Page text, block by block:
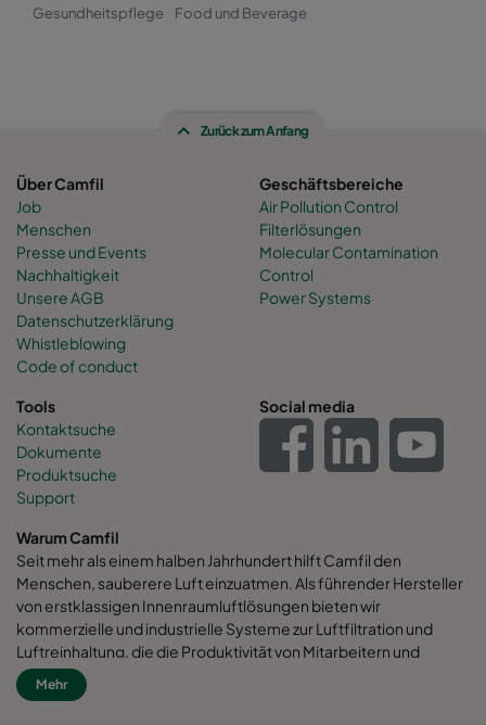
Gesundheitspflege
Food und Beverage
Zurück zum Anfang
Über Camfil
Job
Menschen
Presse und Events
Nachhaltigkeit
Unsere AGB
Datenschutzerklärung
Whistleblowing
Code of conduct
Geschäftsbereiche
Air Pollution Control
Filterlösungen
Molecular Contamination
Control
Power Systems
Tools
Kontaktsuche
Dokumente
Produktsuche
Support
Social media
Warum Camfil
Seit mehr als einem halben Jahrhundert hilft Camfil den
Menschen, sauberere Luft einzuatmen. Als führender Hersteller
von erstklassigen Innenraumluftlösungen bieten wir
kommerzielle und industrielle Systeme zur Luftfiltration und
Luftreinhaltung, die die Produktivität von Mitarbeitern und
Maschinen verbessern, den Energieverbrauch minimieren und
die menschliche Gesundheit und die Umwelt fördern. Wir sind
Mehr